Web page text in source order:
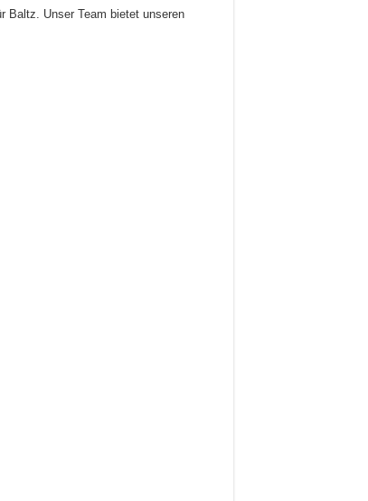
Baltz. Unser Team bietet unseren